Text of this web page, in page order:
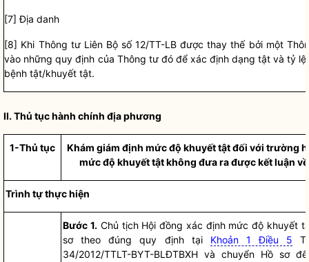
[7]Địa danh
[8] Khi Thông tư Liên Bộ số 12/TT-LB được thay thế bởi một
vào những quy định của Thông tư đó để xác định dạng tật và tỷ lệ
bệnh tật/khuyết tật.
II.Thủ tục hành chính địa phương
1-Thủtục
Khám giám định mức độ khuyết tật đối với trường
mức độ khuyết tật không đưa ra được kết luận
Trình tự thực hiện
Bước 1. Chủ tịch Hội đồng xác định mức độ khuyết
sơtheo đúng quy định tại Khoản 1 Điều 5
34/2012/TTLT-BYT-BLĐTBXH và chuyển Hồ sơ